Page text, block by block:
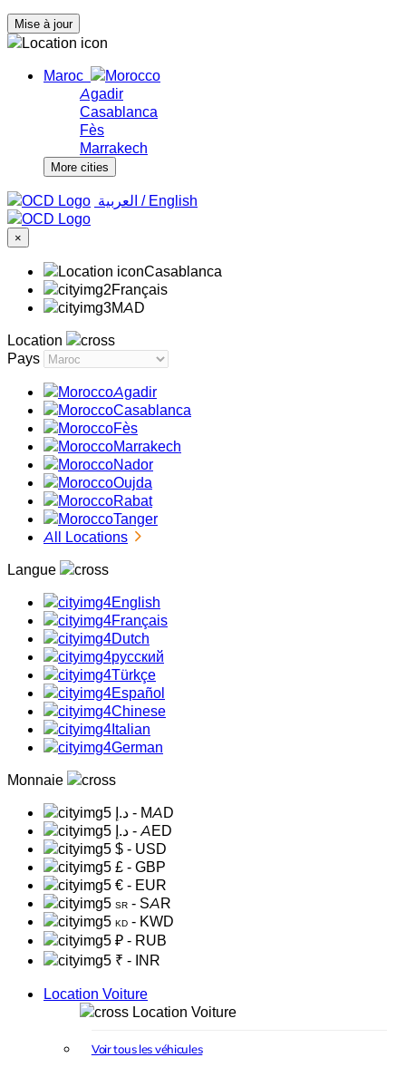
Maroc
Agadir
Casablanca
Fès
Marrakech
More cities
‏العربية ‏ / English
×
Casablanca
Français
MAD
Location
Pays
Agadir
Casablanca
Fès
Marrakech
Nador
Oujda
Rabat
Tanger
All Locations
Langue
English
Français
Dutch
русский
Türkçe
Español
Chinese
Italian
German
Monnaie
د.إ - MAD
د.إ - AED
$ - USD
£ - GBP
€ - EUR
SR - SAR
KD - KWD
₽ - RUB
₹ - INR
Location Voiture
Location Voiture
Voir tous les véhicules